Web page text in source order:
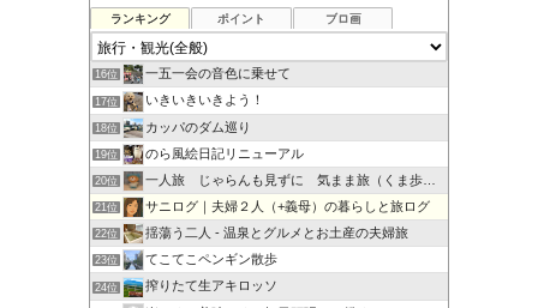
ランキング ポイント ブロ画
14位 旅・ホテル・プラザ
15位 トイプーもものきもち
16位 一五一会の音色に乗せて
17位 いきいきいきよう！
18位 カッパのダム巡り
19位 のら風絵日記リニューアル
20位 一人旅 じゃらんも見ずに 気まま旅（くま歩き）
21位 サニログ｜夫婦２人（+義母）の暮らしと旅ログ
22位 揺蕩う二人 - 温泉とグルメとお土産の夫婦旅
23位 てこてこペンギン散歩
24位 搾りたて生アキロッソ